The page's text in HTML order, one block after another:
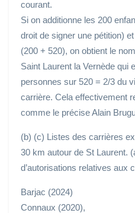
courant.
Si on additionne les 200
droit de signer une pétition)
(200 + 520), on obtient le
Saint Laurent la Vernède qui
personnes sur 520 = 2/3 du
carrière. Cela effectivement
comme le précise Alain
(b) (c) Listes des carrières
30 km autour de St Laurent.
d’autorisations relatives aux
Barjac (2024)
Connaux (2020),